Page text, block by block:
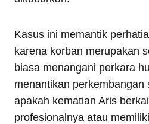
Kasus ini memantik
karena korban merupakan
biasa menangani perkara
menantikan perkembangan
apakah kematian Aris
profesionalnya atau